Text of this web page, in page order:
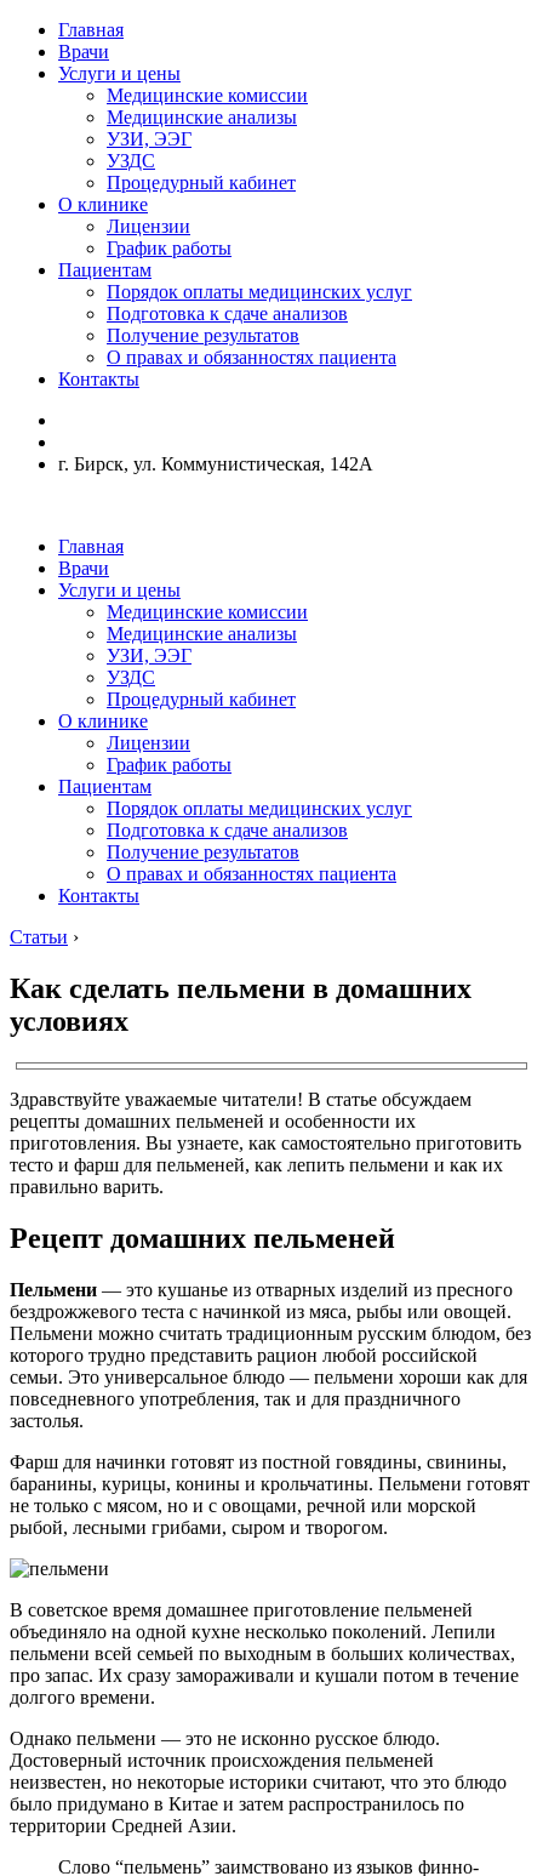
Главная
Врачи
Услуги и цены
Медицинские комиссии
Медицинские анализы
УЗИ, ЭЭГ
УЗДС
Процедурный кабинет
О клинике
Лицензии
График работы
Пациентам
Порядок оплаты медицинских услуг
Подготовка к сдаче анализов
Получение результатов
О правах и обязанностях пациента
Контакты
г. Бирск, ул. Коммунистическая, 142А
Главная
Врачи
Услуги и цены
Медицинские комиссии
Медицинские анализы
УЗИ, ЭЭГ
УЗДС
Процедурный кабинет
О клинике
Лицензии
График работы
Пациентам
Порядок оплаты медицинских услуг
Подготовка к сдаче анализов
Получение результатов
О правах и обязанностях пациента
Контакты
Статьи ›
Как сделать пельмени в домашних
условиях
Здравствуйте уважаемые читатели! В статье обсуждаем
рецепты домашних пельменей и особенности их
приготовления. Вы узнаете, как самостоятельно приготовить
тесто и фарш для пельменей, как лепить пельмени и как их
правильно варить.
Рецепт домашних пельменей
Пельмени — это кушанье из отварных изделий из пресного
бездрожжевого теста с начинкой из мяса, рыбы или овощей.
Пельмени можно считать традиционным русским блюдом, без
которого трудно представить рацион любой российской
семьи. Это универсальное блюдо — пельмени хороши как для
повседневного употребления, так и для праздничного
застолья.
Фарш для начинки готовят из постной говядины, свинины,
баранины, курицы, конины и крольчатины. Пельмени готовят
не только с мясом, но и с овощами, речной или морской
рыбой, лесными грибами, сыром и творогом.
В советское время домашнее приготовление пельменей
объединяло на одной кухне несколько поколений. Лепили
пельмени всей семьей по выходным в больших количествах,
про запас. Их сразу замораживали и кушали потом в течение
долгого времени.
Однако пельмени — это не исконно русское блюдо.
Достоверный источник происхождения пельменей
неизвестен, но некоторые историки считают, что это блюдо
было придумано в Китае и затем распространилось по
территории Средней Азии.
Слово “пельмень” заимствовано из языков финно-